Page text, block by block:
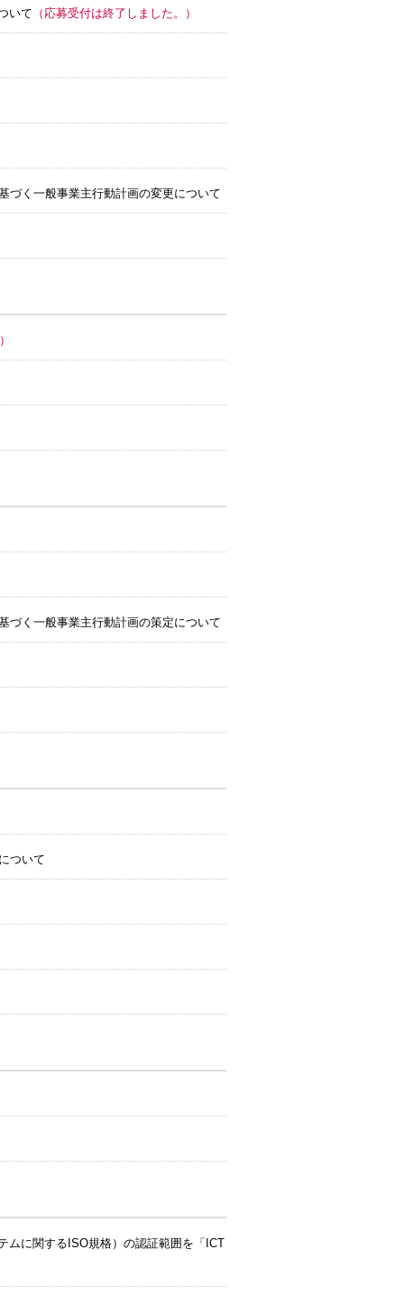
いて （応募受付は終了しました。）
づく一般事業主行動計画の変更について
づく一般事業主行動計画の策定について
ついて
ムに関するISO規格）の認証範囲を「ICT